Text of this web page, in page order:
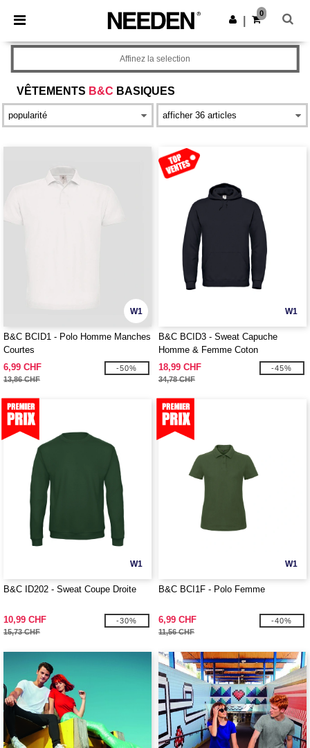
× Appli Needen
Meilleurs prix sur l’app !
Obtenir l'appli
0
VÊTEMENTS B&C BASIQUES
Affinez la selection
W1
B&C BCID1 - Polo Homme Manches
Courtes
6,99 CHF
13,86 CHF
-50%
W1
B&C BCID3 - Sweat Capuche
Homme & Femme Coton
18,99 CHF
34,78 CHF
-45%
W1
B&C ID202 - Sweat Coupe Droite
10,99 CHF
15,73 CHF
-30%
W1
B&C BCI1F - Polo Femme
6,99 CHF
11,56 CHF
-40%